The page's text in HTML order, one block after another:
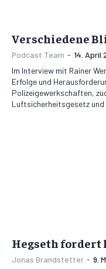
Verschiedene
Podcast Team - 14. April
Im Interview mit Rainer
Erfolge und
Polizeigewerkschaften,
Luftsicherheitsgesetz und
Hegseth fordert
Jonas Brandstetter - 9.